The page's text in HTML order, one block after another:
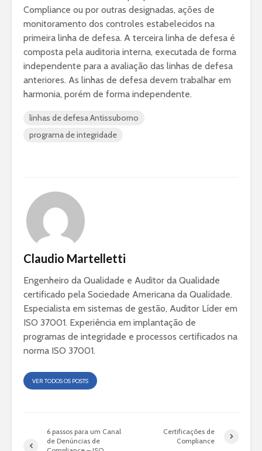
Compliance ou por outras designadas, ações de
monitoramento dos controles estabelecidos na
primeira linha de defesa. A terceira linha de defesa é
composta pela auditoria interna, executada de forma
independente para a avaliação das linhas de defesa
anteriores. As linhas de defesa devem trabalhar em
harmonia, porém de forma independente.
linhas de defesa Antissuborno
programa de integridade
Claudio Martelletti
Engenheiro da Qualidade e Auditor da Qualidade
certificado pela Sociedade Americana da Qualidade.
Especialista em sistemas de gestão, Auditor Líder em
ISO 37001. Experiência em implantação de
programas de integridade e processos certificados na
norma ISO 37001.
VER TODOS OS POSTS
6 passos para um Canal
de Denúncias de
Certificações de
Compliance